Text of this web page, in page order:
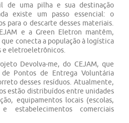
uma pilha e sua destinação
existe um passo essencial: o
para o descarte desses materiais.
e a Green Eletron mantêm,
conecta a população à logística
e eletroeletrônicos.
Devolva-me, do CEJAM, que
Pontos de Entrega Voluntária
desses resíduos. Atualmente,
estão distribuídos entre unidades
equipamentos locais (escolas,
estabelecimentos comerciais